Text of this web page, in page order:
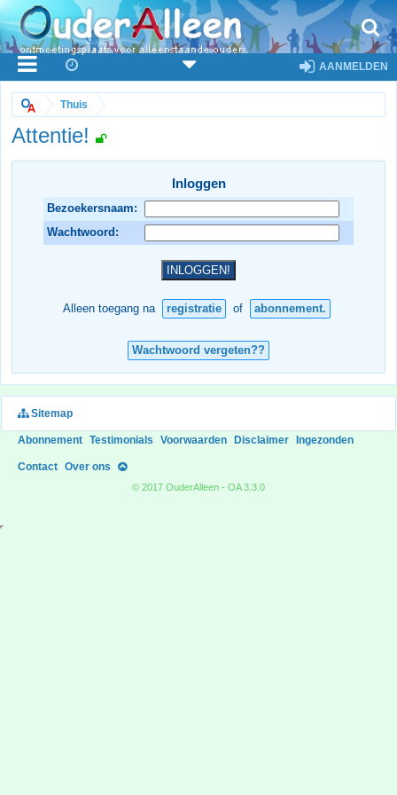
AANMELDEN
Thuis
Attentie!
Inloggen
Bezoekersnaam:
Wachtwoord:
Alleen toegang na registratie of abonnement.
Wachtwoord vergeten??
Sitemap
Abonnement Testimonials Voorwaarden Disclaimer Ingezonden
Contact Over ons
© 2017 OuderAlleen - OA 3.3.0